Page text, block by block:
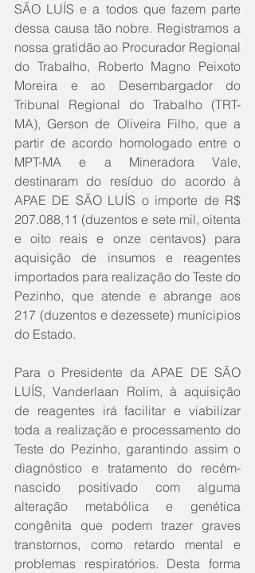
SÃO LUÍS e a todos que fazem parte
dessa causa tão nobre. Registramos a
nossa gratidão ao Procurador Regional
do Trabalho, Roberto Magno Peixoto
Moreira e ao Desembargador do
Tribunal Regional do Trabalho (TRT-
MA), Gerson de Oliveira Filho, que a
partir de acordo homologado entre o
MPT-MA e a Mineradora Vale,
destinaram do resíduo do acordo à
APAE DE SÃO LUÍS o importe de R$
207.088,11 (duzentos e sete mil, oitenta
e oito reais e onze centavos) para
aquisição de insumos e reagentes
importados para realização do Teste do
Pezinho, que atende e abrange aos
217 (duzentos e dezessete) munícipios
do Estado.
Para o Presidente da APAE DE SÃO
LUÍS, Vanderlaan Rolim, à aquisição
de reagentes irá facilitar e viabilizar
toda a realização e processamento do
Teste do Pezinho, garantindo assim o
diagnóstico e tratamento do recém-
nascido positivado com alguma
alteração metabólica e genética
congênita que podem trazer graves
transtornos, como retardo mental e
problemas respiratórios. Desta forma